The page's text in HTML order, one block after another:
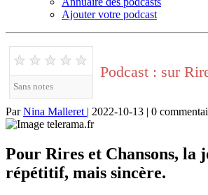
Ajouter votre podcast
★ ★ ★ ★ ★
Sans notes
Podcast : sur
ParNina Malleret | 2022-10-13 | 0
Pour Rires et Chansons, la
répétitif, mais sincère.